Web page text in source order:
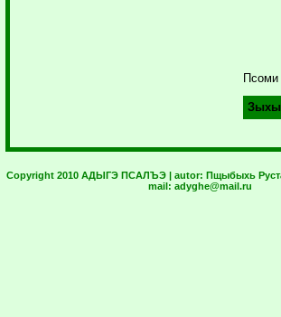
Псоми
Copyright 2010 АДЫГЭ ПСАЛЪЭ | autor: Пщыбыхь
mail: adyghe@mail.ru